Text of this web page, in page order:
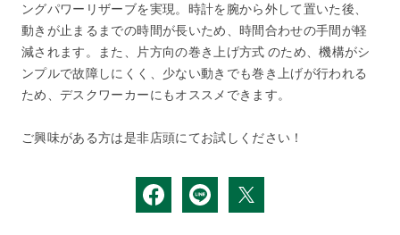
ングパワーリザーブを実現。時計を腕から外して置いた後、
動きが止まるまでの時間が長いため、時間合わせの手間が軽
減されます。また、片方向の巻き上げ方式 のため、機構がシ
ンプルで故障しにくく、少ない動きでも巻き上げが行われる
ため、デスクワーカーにもオススメできます。
ご興味がある方は是非店頭にてお試しください！